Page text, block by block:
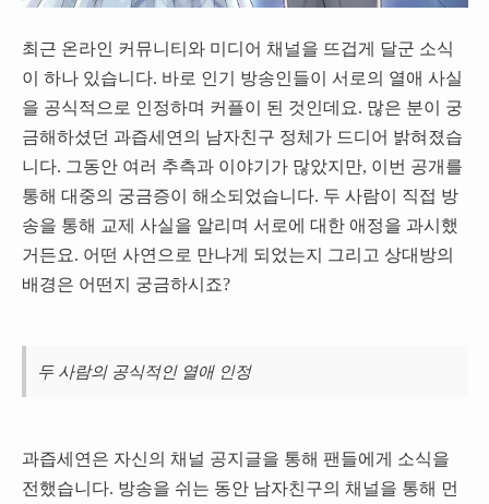
최근 온라인 커뮤니티와 미디어 채널을 뜨겁게 달군 소식
이 하나 있습니다. 바로 인기 방송인들이 서로의 열애 사실
을 공식적으로 인정하며 커플이 된 것인데요. 많은 분이 궁
금해하셨던 과즙세연의 남자친구 정체가 드디어 밝혀졌습
니다. 그동안 여러 추측과 이야기가 많았지만, 이번 공개를
통해 대중의 궁금증이 해소되었습니다. 두 사람이 직접 방
송을 통해 교제 사실을 알리며 서로에 대한 애정을 과시했
거든요. 어떤 사연으로 만나게 되었는지 그리고 상대방의
배경은 어떤지 궁금하시죠?
두 사람의 공식적인 열애 인정
과즙세연은 자신의 채널 공지글을 통해 팬들에게 소식을
전했습니다. 방송을 쉬는 동안 남자친구의 채널을 통해 먼